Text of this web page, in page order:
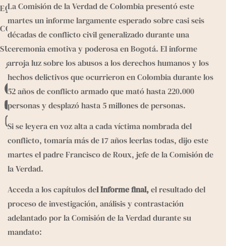
EQUIPO
CONTACTO
SUMATE
La Comisión de la Verdad de Colombia presentó este
martes un informe largamente esperado sobre casi seis
décadas de conflicto civil generalizado durante una
ceremonia emotiva y poderosa en Bogotá. El informe
arroja luz sobre los abusos a los derechos humanos y los
hechos delictivos que ocurrieron en Colombia durante los
52 años de conflicto armado que mató hasta 220.000
personas y desplazó hasta 5 millones de personas.
Si se leyera en voz alta a cada víctima nombrada del
conflicto, tomaría más de 17 años leerlas todas, dijo este
martes el padre Francisco de Roux, jefe de la Comisión de
la Verdad.
Acceda a los capítulos del Informe final, el resultado del
proceso de investigación, análisis y contrastación
adelantado por la Comisión de la Verdad durante su
mandato: